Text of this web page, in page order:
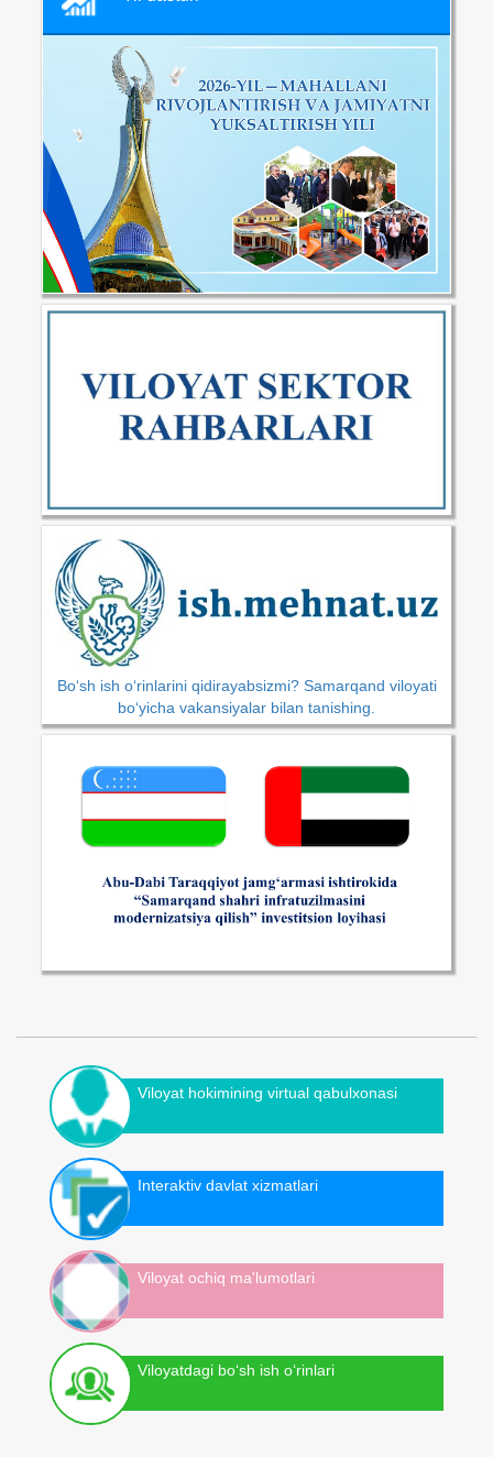
Bo‘sh ish o‘rinlarini qidirayabsizmi? Samarqand viloyati
bo‘yicha vakansiyalar bilan tanishing.
Viloyat hokimining virtual qabulxonasi
Interaktiv davlat xizmatlari
Viloyat ochiq ma'lumotlari
Viloyatdagi bo‘sh ish o‘rinlari